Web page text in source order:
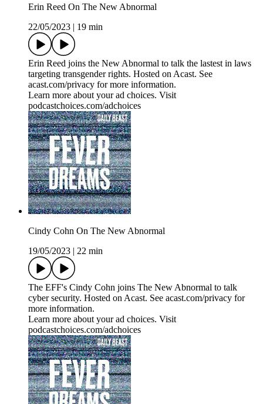
Erin Reed On The New Abnormal
22/05/2023
19 min
Erin Reed joins the New Abnormal to talk the lastest in laws
targeting transgender rights. Hosted on Acast. See
acast.com/privacy for more information.
Learn more about your ad choices. Visit
podcastchoices.com/adchoices
Cindy Cohn On The New Abnormal
19/05/2023
22 min
The EFF's Cindy Cohn joins The New Abnormal to talk
cyber security. Hosted on Acast. See acast.com/privacy for
more information.
Learn more about your ad choices. Visit
podcastchoices.com/adchoices